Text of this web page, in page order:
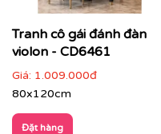
Tranh cô gái đánh đàn
violon - CD6461
Giá: 1.009.000đ
80x120cm
Đặt hàng